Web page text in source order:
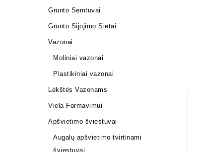
Grunto Semtuvai
Grunto Sijojimo Sietai
Vazonai
Moliniai vazonai
Plastikiniai vazonai
Lėkštės Vazonams
Viela Formavimui
Apšvietimo šviestuvai
Augalų apšvietimo tvirtinami
šviestuvai